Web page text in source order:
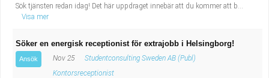
Sök tjänsten redan idag! Det här uppdraget innebär att du kommer att b...
Visa mer
Söker en energisk receptionist för extrajobb i Helsingborg!
Ansök Nov 25
Studentconsulting Sweden AB (Publ)
Kontorsreceptionist